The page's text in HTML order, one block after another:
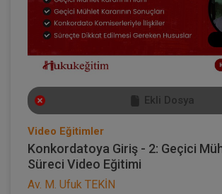
Ekli Dosya
Video Eğitimler
Konkordatoya Giriş - 2: Geçici
Süreci Video Eğitimi
Av. M. Ufuk TEKİN